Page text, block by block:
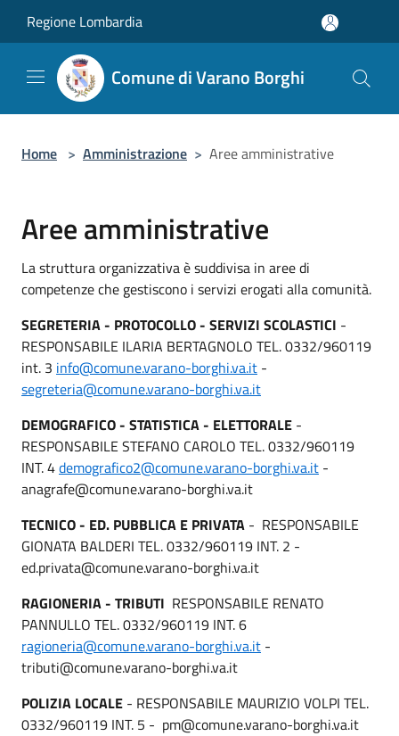
Regione Lombardia
Comune di Varano Borghi
Home > Amministrazione > Aree amministrative
Aree amministrative
La struttura organizzativa è suddivisa in aree di
competenze che gestiscono i servizi erogati alla comunità.
SEGRETERIA - PROTOCOLLO - SERVIZI SCOLASTICI -
RESPONSABILE ILARIA BERTAGNOLO TEL. 0332/960119
int. 3 info@comune.varano-borghi.va.it -
segreteria@comune.varano-borghi.va.it
DEMOGRAFICO - STATISTICA - ELETTORALE -
RESPONSABILE STEFANO CAROLO TEL. 0332/960119
INT. 4demografico2@comune.varano-borghi.va.it -
anagrafe@comune.varano-borghi.va.it
TECNICO - ED. PUBBLICA E PRIVATA - RESPONSABILE
GIONATA BALDERI TEL. 0332/960119 INT. 2 -
ed.privata@comune.varano-borghi.va.it
RAGIONERIA - TRIBUTI RESPONSABILE RENATO
PANNULLO TEL. 0332/960119 INT. 6
ragioneria@comune.varano-borghi.va.it -
tributi@comune.varano-borghi.va.it
POLIZIA LOCALE - RESPONSABILE MAURIZIO VOLPI TEL.
0332/960119 INT. 5 - pm@comune.varano-borghi.va.it